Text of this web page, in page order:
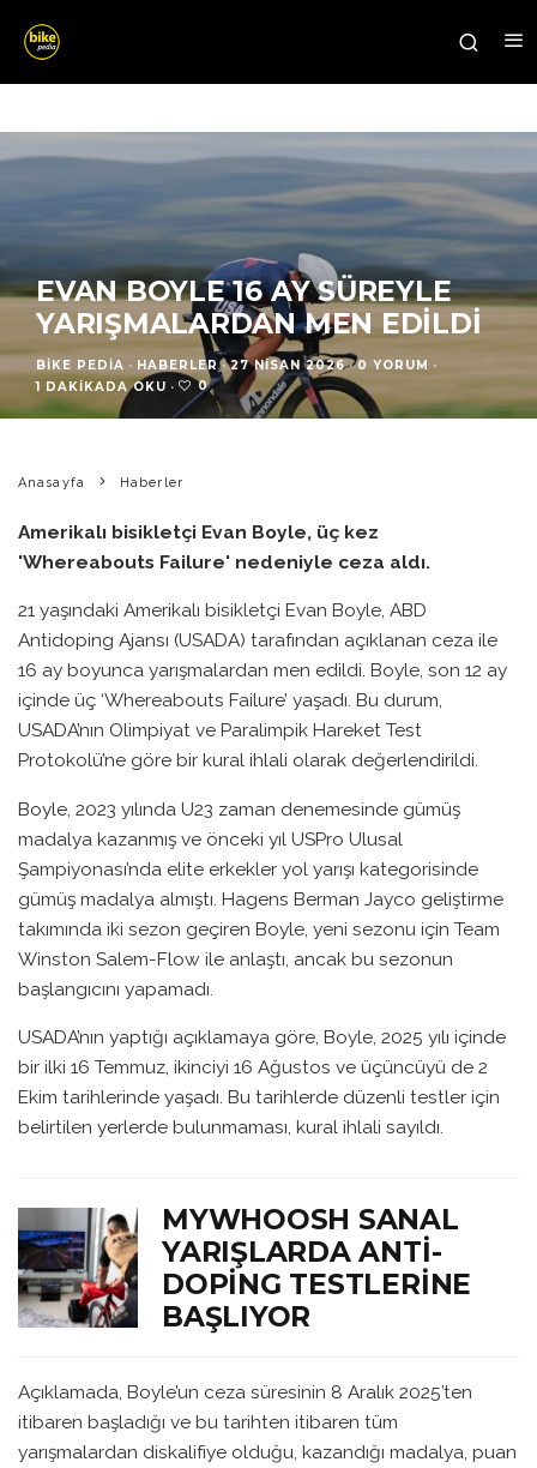
EVAN BOYLE 16 AY SÜREYLE
YARIŞMALARDAN MEN EDILDI
BIKE PEDIA · HABERLER · 27 NISAN 2026 · 0 YORUM ·
1 DAKIKADA OKU · 0
Anasayfa Haberler
Amerikalı bisikletçi Evan Boyle, üç kez
'Whereabouts Failure' nedeniyle ceza aldı.
21 yaşındaki Amerikalı bisikletçi Evan Boyle, ABD
Antidoping Ajansı (USADA) tarafından açıklanan ceza ile
16 ay boyunca yarışmalardan men edildi. Boyle, son 12 ay
içinde üç ‘Whereabouts Failure’ yaşadı. Bu durum,
USADA’nın Olimpiyat ve Paralimpik Hareket Test
Protokolü’ne göre bir kural ihlali olarak değerlendirildi.
Boyle, 2023 yılında U23 zaman denemesinde gümüş
madalya kazanmış ve önceki yıl USPro Ulusal
Şampiyonası’nda elite erkekler yol yarışı kategorisinde
gümüş madalya almıştı. Hagens Berman Jayco geliştirme
takımında iki sezon geçiren Boyle, yeni sezonu için Team
Winston Salem-Flow ile anlaştı, ancak bu sezonun
başlangıcını yapamadı.
USADA’nın yaptığı açıklamaya göre, Boyle, 2025 yılı içinde
bir ilki 16 Temmuz, ikinciyi 16 Ağustos ve üçüncüyü de 2
Ekim tarihlerinde yaşadı. Bu tarihlerde düzenli testler için
belirtilen yerlerde bulunmaması, kural ihlali sayıldı.
MYWHOOSH SANAL
YARIŞLARDA ANTI-
DOPING TESTLERINE
BAŞLIYOR
Açıklamada, Boyle’un ceza süresinin 8 Aralık 2025’ten
itibaren başladığı ve bu tarihten itibaren tüm
yarışmalardan diskalifiye olduğu, kazandığı madalya, puan